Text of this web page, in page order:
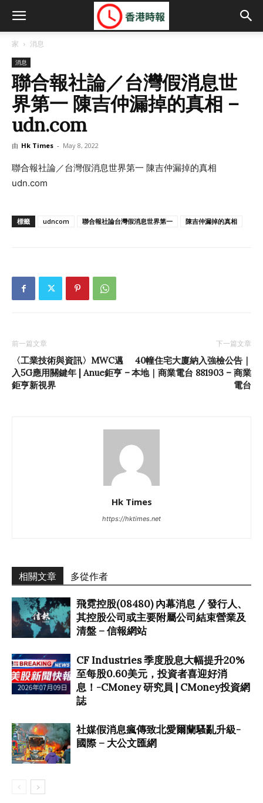
家 消息
消息
聯合報社論／台灣假消息世
界第一 陳吉仲漏掉的真相 –
udn.com
由 Hk Times - May 8, 2022
聯合報社論／台灣假消息世界第一 陳吉仲漏掉的真相
udn.com
標籤 udncom 聯合報社論台灣假消息世界第一 陳吉仲漏掉的真相
前一篇文章
〈工業技術與資訊〉MWC邁
入5G應用關鍵年 | Anue鉅亨 –
鉅亨新視界
下一篇文章
40幢住宅大廈納入強檢公告｜
本地｜商業電台 881903 – 商業
電台
Hk Times
https://hktimes.net
相關文章 多從作者
飛霓控股(08480) 內幕消息 / 發行人、
其控股公司或主要附屬公司結束營業及
清盤 – 信報網站
CF Industries 季度股息大幅提升20%
至每股0.60美元，投資者喜迎好消
息！-CMoney 研究員 | CMoney投資網
誌
社媒假消息瘋傳致北愛爾蘭騷亂升級-
國際 – 大公文匯網